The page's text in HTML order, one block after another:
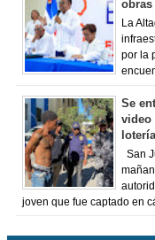
La
por la
Se
video
San
joven que fue captado en